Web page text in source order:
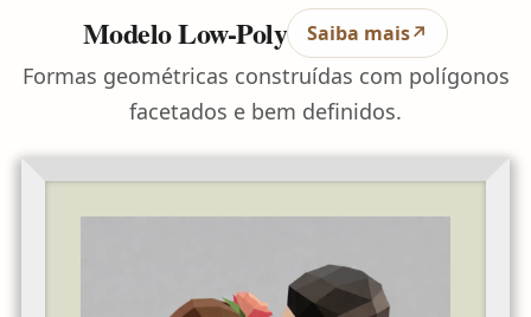
Modelo Low-Poly Saiba mais↗
Formas geométricas construídas com polígonos
facetados e bem definidos.